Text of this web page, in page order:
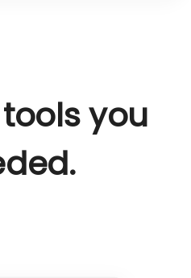
tools you